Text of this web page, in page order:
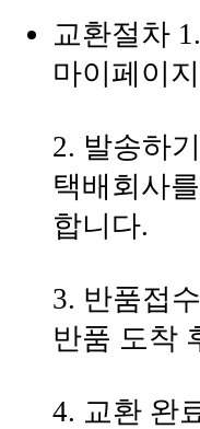
교환절차
마이페이
2. 발송하기
택배회사
합니다.
3. 반품접수
반품 도착
4. 교환 완